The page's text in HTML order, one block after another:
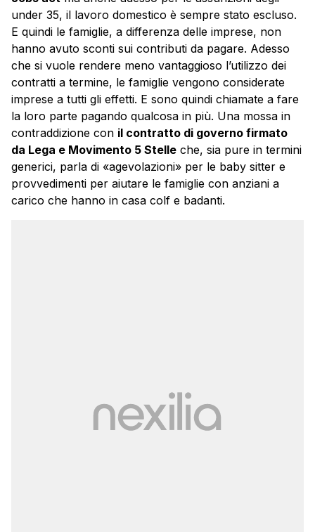
under 35, il lavoro domestico è sempre stato escluso.
E quindi le famiglie, a differenza delle imprese, non
hanno avuto sconti sui contributi da pagare. Adesso
che si vuole rendere meno vantaggioso l’utilizzo dei
contratti a termine, le famiglie vengono considerate
imprese a tutti gli effetti. E sono quindi chiamate a fare
la loro parte pagando qualcosa in più. Una mossa in
contraddizione con il contratto di governo firmato
da Lega e Movimento 5 Stelle che, sia pure in termini
generici, parla di «agevolazioni» per le baby sitter e
provvedimenti per aiutare le famiglie con anziani a
carico che hanno in casa colf e badanti.